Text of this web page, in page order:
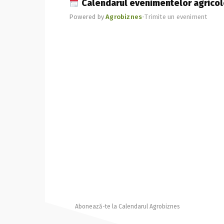
Calendarul evenimentelor
Powered byAgrobiznes•Trimite un eveniment
Abonează-te la Calendarul Agrobiznes